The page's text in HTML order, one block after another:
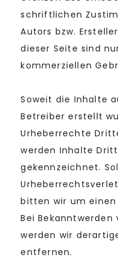
schriftlichen
Autors bzw.
dieser Seite sind
kommerziellen
Soweit die Inhalte
Betreiber erstellt
Urheberrechte
werden Inhalte
gekennzeichnet.
bitten wir um einen
Bei
werden wir
entfernen.